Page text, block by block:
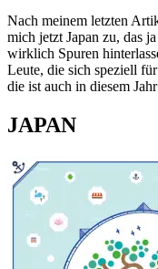
Nach meinem letzten
mich jetzt Japan zu, das
wirklich Spuren
Leute, die sich speziell
die ist auch in diesem
JAPAN